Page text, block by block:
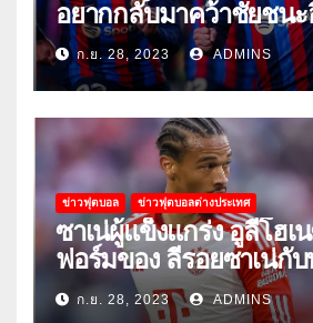
อยากกลับมาคว้าชัยชนะ
พวกเขาเปิดบ้านรับมือเ
ก.ย. 28, 2023 ADMINS
ข่าวฟุตบอล ข่าวฟุตบอลต่างประเทศ
ซาเน่ผู้แข็งแกร่ง อูลี่โฮเ
ฟอร์มของ ลีรอยซาเน่กับ
วนิคก.ย. 28, 2023 ADMINS